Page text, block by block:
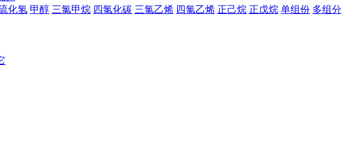
化氢 甲醇 三氯甲烷 四氯化碳 三氯乙烯 四氯乙烯 正己烷 正戊烷 单组份 多组分